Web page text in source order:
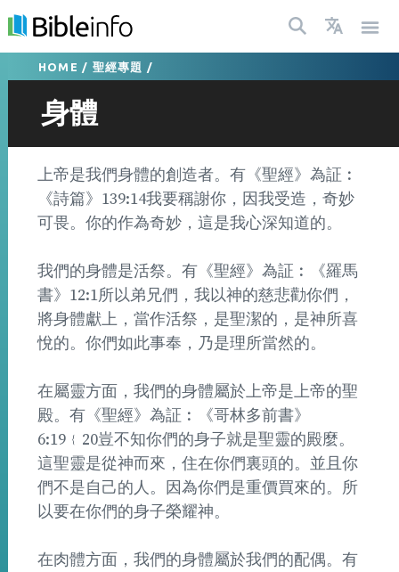
HOME / 聖經專題 /
身體
上帝是我們身體的創造者。有《聖經》為証︰
《詩篇》139:14我要稱謝你，因我受造，奇妙
可畏。你的作為奇妙，這是我心深知道的。
我們的身體是活祭。有《聖經》為証︰《羅馬
書》12:1所以弟兄們，我以神的慈悲勸你們，
將身體獻上，當作活祭，是聖潔的，是神所喜
悅的。你們如此事奉，乃是理所當然的。
在屬靈方面，我們的身體屬於上帝是上帝的聖
殿。有《聖經》為証︰《哥林多前書》
6:19﹛20豈不知你們的身子就是聖靈的殿麼。
這聖靈是從神而來，住在你們裏頭的。並且你
們不是自己的人。因為你們是重價買來的。所
以要在你們的身子榮耀神。
在肉體方面，我們的身體屬於我們的配偶。有